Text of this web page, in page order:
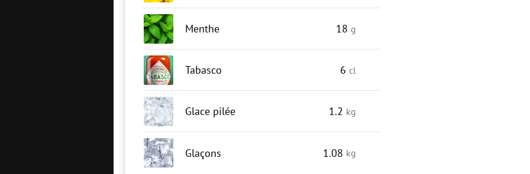
Menthe 18 g
Tabasco 6 cl
Glace pilée 1.2 kg
Glaçons 1.08 kg